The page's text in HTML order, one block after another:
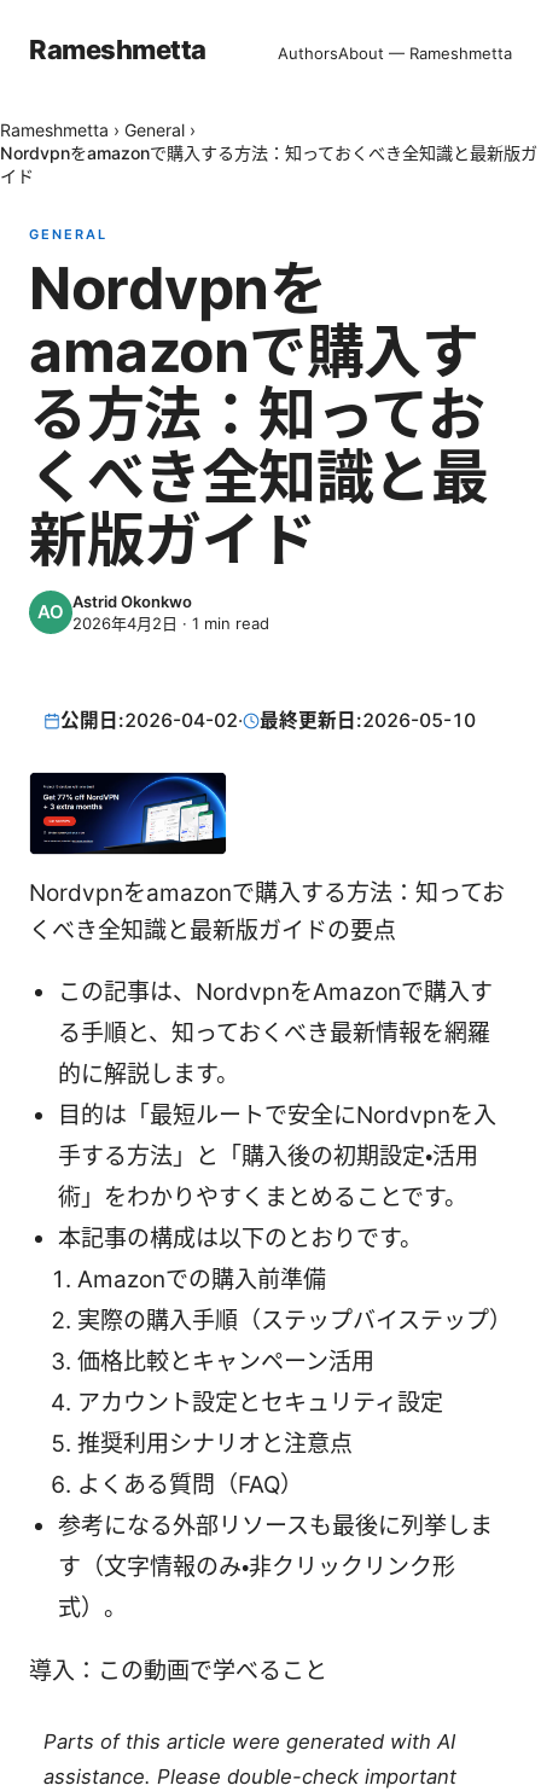
Rameshmetta AuthorsAbout — Rameshmetta
Rameshmetta › General ›
Nordvpnをamazonで購入する方法：知っておくべき全知識と最新版ガ
イド
GENERAL
Nordvpnを
amazonで購入す
る方法：知ってお
くべき全知識と最
新版ガイド
Astrid Okonkwo
2026年4月2日 · 1 min read
公開日:2026-04-02· 最終更新日:2026-05-10
Nordvpnをamazonで購入する方法：知ってお
くべき全知識と最新版ガイドの要点
この記事は、NordvpnをAmazonで購入す
る手順と、知っておくべき最新情報を網羅
的に解説します。
目的は「最短ルートで安全にNordvpnを入
手する方法」と「購入後の初期設定・活用
術」をわかりやすくまとめることです。
本記事の構成は以下のとおりです。
Amazonでの購入前準備
実際の購入手順（ステップバイステップ）
価格比較とキャンペーン活用
アカウント設定とセキュリティ設定
推奨利用シナリオと注意点
よくある質問（FAQ）
参考になる外部リソースも最後に列挙しま
す（文字情報のみ・非クリックリンク形
式）。
導入：この動画で学べること
Parts of this article were generated with AI
assistance. Please double-check important